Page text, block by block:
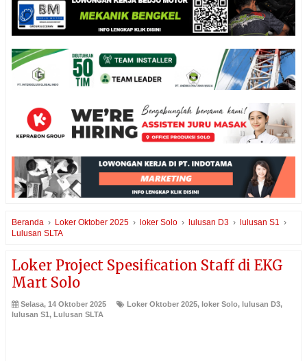
Beranda › Loker Oktober 2025 › loker Solo › lulusan D3 › lulusan S1 ›
Lulusan SLTA
Loker Project Spesification Staff di EKG
Mart Solo
Selasa, 14 Oktober 2025 Loker Oktober 2025, loker Solo, lulusan D3,
lulusan S1, Lulusan SLTA